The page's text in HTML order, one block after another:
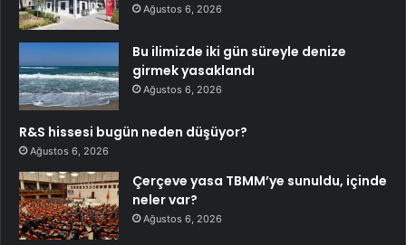
Ağustos 6, 2026
Bu ilimizde iki gün süreyle denize
girmek yasaklandı
Ağustos 6, 2026
R&S hissesi bugün neden düşüyor?
Ağustos 6, 2026
Çerçeve yasa TBMM’ye sunuldu, içinde
neler var?
Ağustos 6, 2026